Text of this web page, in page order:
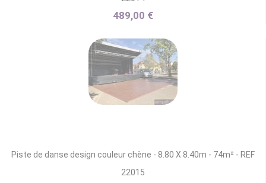
489,00 €
Piste de danse design couleur chène - 8.80 X 8.40m - 74m² - REF
22015